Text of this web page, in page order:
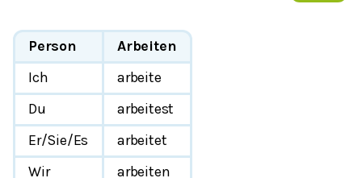
Person
Arbeiten
Ich
arbeite
Du
arbeitest
Er/Sie/Es
arbeitet
Wir
arbeiten